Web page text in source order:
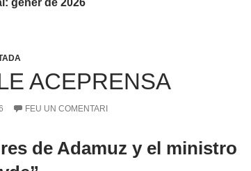
gener de 2026
ACEPRENSA
FEU UN COMENTARI
de Adamuz y el ministro